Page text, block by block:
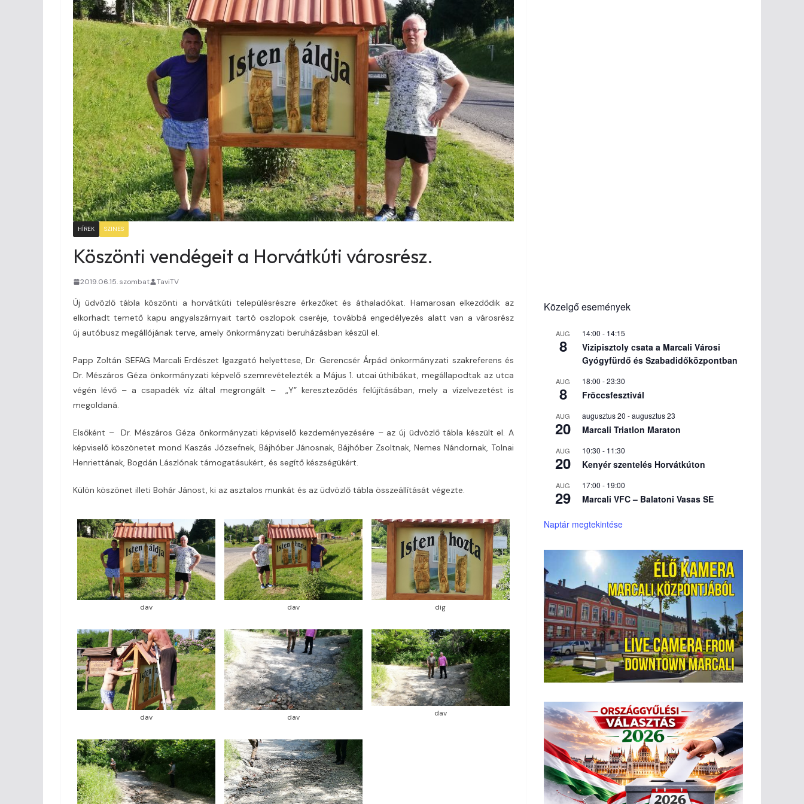
HÍREK SZINES
Köszönti vendégeit a Horvátkúti városrész.
2019.06.15. szombat TaviTV
Új üdvözlő tábla köszönti a horvátkúti településrészre érkezőket és áthaladókat. Hamarosan elkezdődik az
elkorhadt temető kapu angyalszárnyait tartó oszlopok cseréje, továbbá engedélyezés alatt van a városrész
új autóbusz megállójának terve, amely önkormányzati beruházásban készül el.
Papp Zoltán SEFAG Marcali Erdészet Igazgató helyettese, Dr. Gerencsér Árpád önkormányzati szakreferens és
Dr. Mészáros Géza önkormányzati képvelő szemrevételezték a Május 1. utcai úthibákat, megállapodtak az utca
végén lévő – a csapadék víz által megrongált – „Y” kereszteződés felújításában, mely a vízelvezetést is
megoldaná.
Elsőként – Dr. Mészáros Géza önkormányzati képviselő kezdeményezésére – az új üdvözlő tábla készült el. A
képviselő köszönetet mond Kaszás Józsefnek, Bájhóber Jánosnak, Bájhóber Zsoltnak, Nemes Nándornak, Tolnai
Henriettának, Bogdán Lászlónak támogatásukért, és segítő készségükért.
Külön köszönet illeti Bohár Jánost, ki az asztalos munkát és az üdvözlő tábla összeállítását végezte.
dav dav dig
dav dav dav
Közelgő események
AUG
8
14:00 - 14:15
Vizipisztoly csata a Marcali Városi
Gyógyfürdő és Szabadidőközpontban
AUG
8
18:00 -23:30
Fröccsfesztivál
AUG
20
augusztus 20 -augusztus 23
Marcali Triatlon Maraton
AUG
20
10:30 - 11:30
Kenyér szentelés Horvátkúton
AUG
29
17:00 - 19:00
Marcali VFC – Balatoni Vasas SE
Naptár megtekintése